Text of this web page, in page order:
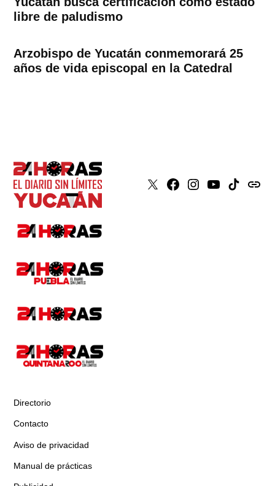
libre de paludismo
Arzobispo de Yucatán conmemorará 25
años de vida episcopal en la Catedral
X Faceboook
Instagram
YoutubeTiktokissuu
Directorio
Contacto
Aviso de privacidad
Manual de prácticas